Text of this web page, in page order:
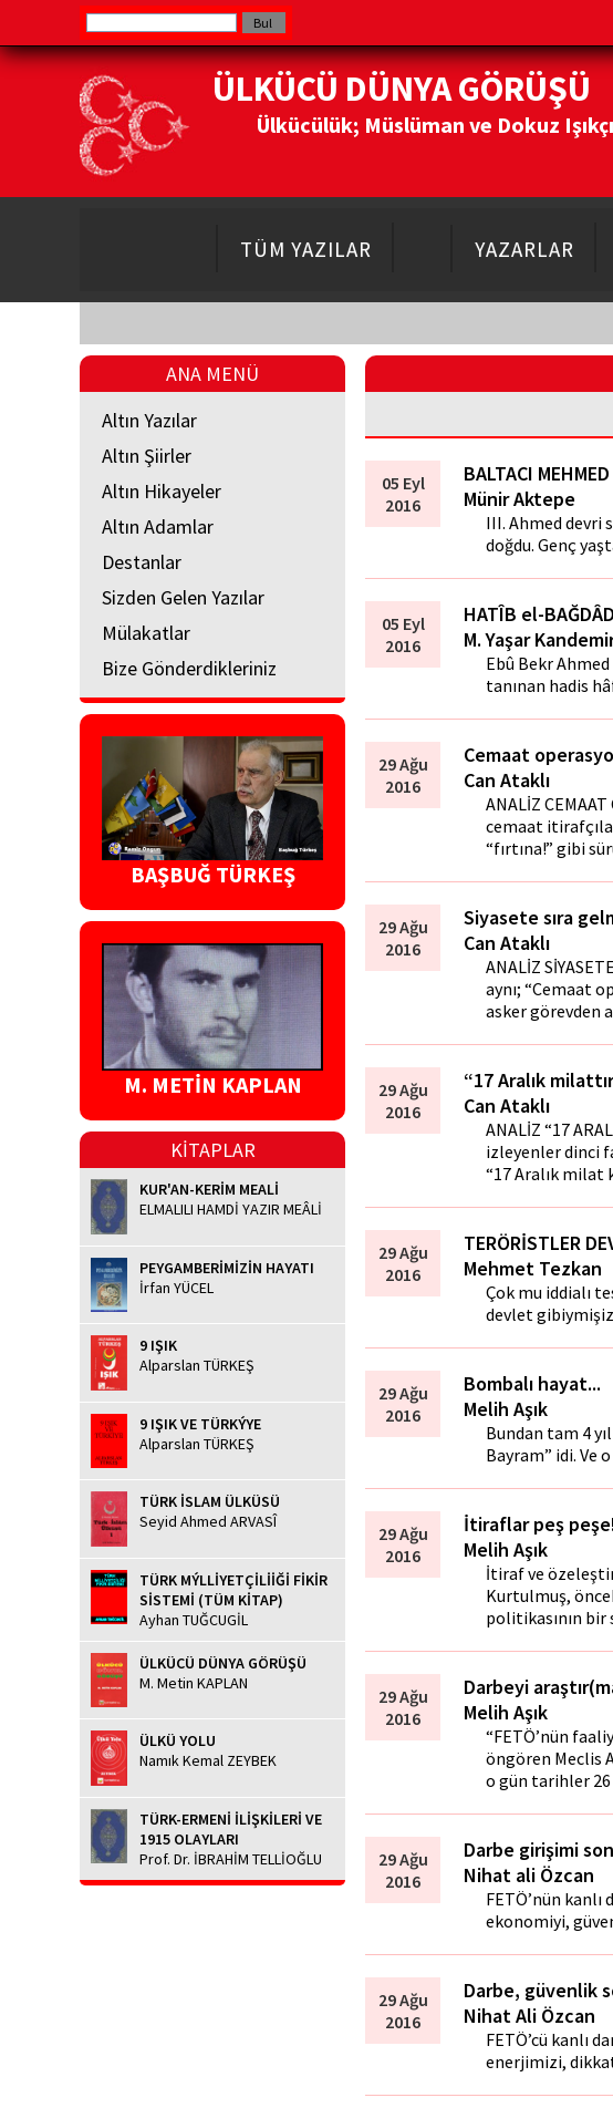
ÜLKÜCÜ DÜNYA GÖRÜŞÜ
Ülkücülük; Müslüman ve Dokuz
TÜM YAZILAR YAZARLAR
ANA MENÜ
Altın Yazılar
Altın Şiirler
Altın Hikayeler
Altın Adamlar
Destanlar
Sizden Gelen Yazılar
Mülakatlar
Bize Gönderdikleriniz
BAŞBUĞ TÜRKEŞ
M. METİN KAPLAN
KİTAPLAR
KUR'AN-KERİM MEALİ
ELMALILI HAMDİ YAZIR MEÂLİ
PEYGAMBERİMİZİN HAYATI
İrfan YÜCEL
9 IŞIK
Alparslan TÜRKEŞ
9 IŞIK VE TÜRKÝYE
Alparslan TÜRKEŞ
TÜRK İSLAM ÜLKÜSÜ
Seyid Ahmed ARVASÎ
TÜRK MÝLLİYETÇİLİİĞİ FİKİR
SİSTEMİ (TÜM KİTAP)
Ayhan TUĞCUGİL
ÜLKÜCÜ DÜNYA GÖRÜŞÜ
M. Metin KAPLAN
ÜLKÜ YOLU
Namık Kemal ZEYBEK
TÜRK-ERMENİ İLİŞKİLERİ VE
1915 OLAYLARI
Prof. Dr. İBRAHİM TELLİOĞLU
05 Eyl
2016
BALTACI
Münir Aktepe
III. Ahmed devri
doğdu. Genç
05 Eyl
2016
HATÎB el-
M. Yaşar
Ebû Bekr
tanınan hadis
29 Ağu
2016
Cemaat
Can Ataklı
ANALİZ
cemaat
“fırtına!” gibi
29 Ağu
2016
Siyasete sıra
Can Ataklı
ANALİZ
aynı; “Cemaat
asker görevden
29 Ağu
2016
“17 Aralık
Can Ataklı
ANALİZ “17
izleyenler dinci
“17 Aralık milat
29 Ağu
2016
TERÖRİSTLER
Mehmet Tezkan
Çok mu iddialı
devlet
29 Ağu
2016
Bombalı hayat...
Melih Aşık
Bundan tam 4
Bayram” idi. Ve
29 Ağu
2016
İtiraflar peş
Melih Aşık
İtiraf ve
Kurtulmuş,
politikasının bir
29 Ağu
2016
Darbeyi
Melih Aşık
“FETÖ’nün
öngören Meclis
o gün tarihler
29 Ağu
2016
Darbe girişimi
Nihat ali Özcan
FETÖ’nün
ekonomiyi,
29 Ağu
2016
Darbe, güvenlik
Nihat Ali Özcan
FETÖ’cü kanlı
enerjimizi,